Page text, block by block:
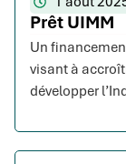
Prêt UIMM
Un
visant à
développer